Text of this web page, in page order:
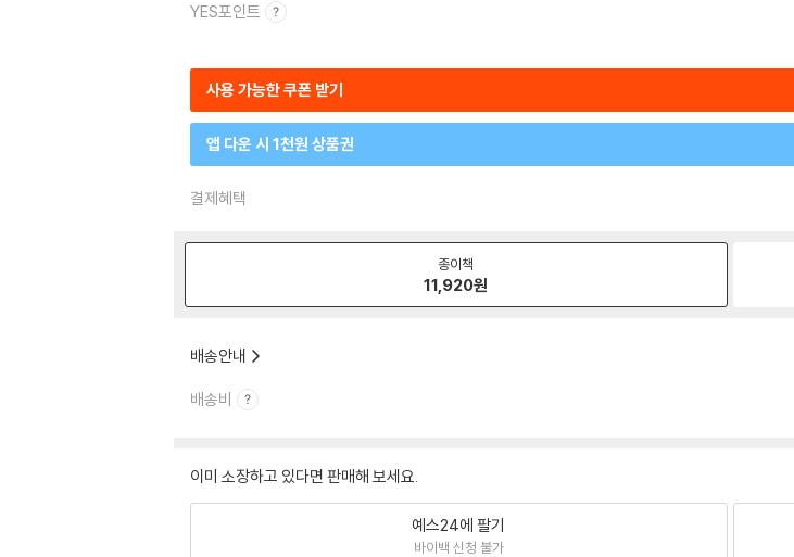
YES포인트
사용 가능한 쿠폰 받기
앱 다운 시 1천원 상품권
결제혜택
종이책
11,920원
배송안내
배송비
이미 소장하고 있다면 판매해 보세요.
예스24에 팔기
바이백 신청 불가